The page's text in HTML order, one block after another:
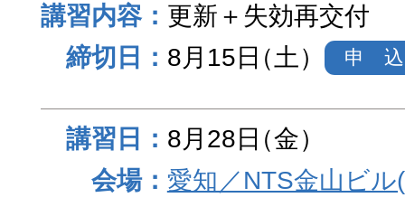
更新＋失効再交付
8月15日（土） 申 込
8月28日（金）
愛知／NTS金山ビ